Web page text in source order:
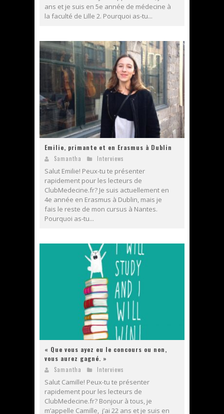
ans et je suis en 5e année de médecine à
la faculté de Lille 2. Pourquoi as-tu...
Emilie, primante et en Erasmus à Dublin
Samantha Interviews
Salut Emilie! Peux-tu te présenter
rapidement pour les lecteurs de
ClubMedecine.fr? Je suis actuellement en
4e année en Erasmus à Dublin, mais je
fais le reste de mon cursus à Nantes.
Pourquoi as-tu...
« Que vous ayez eu le concours ou non,
vous aurez gagné. »
Samantha Interviews
Salut Camille! Peux-tu te présenter
rapidement pour les lecteurs de
ClubMedecine.fr? Bonjour à tous, je
m’appelle Camille, j’ai 22 ans et je suis en